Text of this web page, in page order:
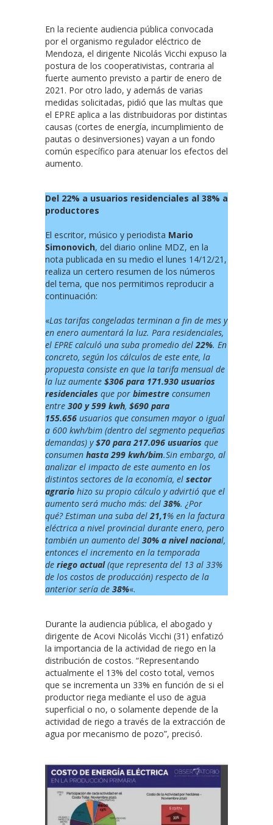
En la reciente audiencia pública convocada
por el organismo regulador eléctrico de
Mendoza, el dirigente Nicolás Vicchi expuso la
postura de los cooperativistas, contraria al
fuerte aumento previsto a partir de enero de
2021. Por otro lado, y además de varias
medidas solicitadas, pidió que las multas que
el EPRE aplica a las distribuidoras por distintas
causas (cortes de energía, incumplimiento de
pautas o desinversiones) vayan a un fondo
común específico para atenuar los efectos del
aumento.
Del 22% a usuarios residenciales al 38% a
productores
El escritor, músico y periodista Mario
Simonovich, del diario online MDZ, en la
nota publicada en su medio el lunes 14/12/21,
realiza un certero resumen de los números
del tema, que nos permitimos reproducir a
continuación:
«Las tarifas congeladas terminan a fin de mes y
en enero aumentará la luz. Para residenciales,
el EPRE calculó una suba promedio del22%. En
concreto, según los cálculos de este ente, la
propuesta consiste en que la tarifa mensual de
la luz aumente $306 para 171.930 usuarios
residenciales que por bimestre consumen
entre 300 y 599 kwh, $690 para
155.656 usuarios que consumen mayor o igual
a 600 kwh/bim (dentro del segmento pequeñas
demandas) y$70 para 217.096 usuarios que
consumen hasta 299 kwh/bim.Sin embargo, al
analizar el impacto de este aumento en los
distintos sectores de la economía, el sector
agrario hizo su propio cálculo y advirtió que el
aumento será mucho más: del 38%. ¿Por
qué? Estiman una suba del21,1% en la factura
eléctrica a nivel provincial durante enero, pero
también un aumento del 30% a nivel nacional,
entonces el incremento en la temporada
de riego actual(que representa del 13 al 33%
de los costos de producción) respecto de la
anterior sería de 38%«.
Durante la audiencia pública, el abogado y
dirigente de Acovi Nicolás Vicchi (31) enfatizó
la importancia de la actividad de riego en la
distribución de costos. “Representando
actualmente el 13% del costo total, vemos
que se incrementa un 33% en función de si el
productor riega mediante el uso de agua
superficial o no, o solamente depende de la
actividad de riego a través de la extracción de
agua por mecanismo de pozo”, precisó.